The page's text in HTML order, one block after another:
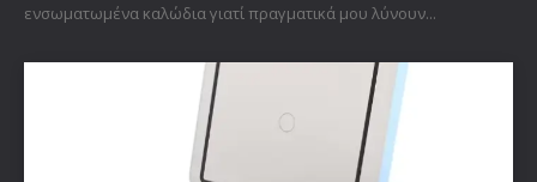
ενσωματωμένα καλώδια γιατί πραγματικά μου λύνουν...